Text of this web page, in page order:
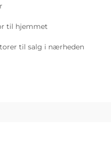
til hjemmet
til salg i nærheden